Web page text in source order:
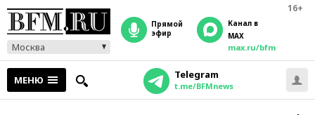
16+
Москва
прямой
эфир
Канал в
MAX
max.ru/bfm
МЕНЮ Telegram
t.me/BFMnews